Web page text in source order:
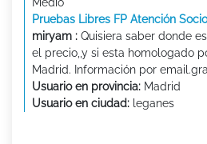
Pruebas Libres FP Atención
miryam : Quisiera saber donde
el precio,,y si esta homologado
Madrid. Información por
Usuario en provincia: Madrid
Usuario en ciudad: leganes